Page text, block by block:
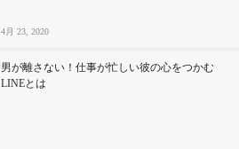
4月 23, 2020
男が離さない！仕事が忙しい彼の心をつかむ
LINEとは